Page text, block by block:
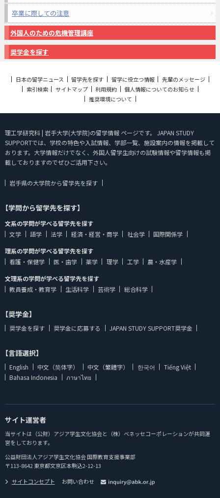
卒業に際しての注意
外国人のための危機管理講座
奨学金を探す
日本の留学ニュース 留学先を探す 留学に役立つ情報
先輩のメッセージ
索引検索
サイトマップ 利用規約
個人情報についてのお知らせ
推奨環境について
理工学研究科 | 岩手大学(大学院)の留学情報 ページです。 JAPAN STUDY
SUPPORTでは、学校の特色や入試情報、学部一覧、施設案内の情報を掲載して
おります。大学情報だけでなく、外国人留学生向けの試験情報や留学情報も掲
載しておりますのでぜひご活用下さい。
岩手県の大学院から留学先を探す
【学問から留学先を探す】
文系の学問が学べる留学先を探す
文学
語学 法学 経済・経営・商学 社会学
国際関係学
理系の学問が学べる留学先を探す
看護・保健学
医・歯学 薬学 理学 工学
農・水産学
文理系の学問が学べる留学先を探す
教員養成・教育学
生活科学 芸術学 総合科学
【奨学金】
奨学金を探す 奨学金に応募する JAPAN STUDY SUPPORT奨学金
【言語選択】
English 中文（简体字） 中文（繁體字） 한국어
Tiếng Việt
Bahasa Indonesia
ภาษาไทย
サイト運営者
当サイトは（公財）アジア学生文化協会と（株）ベネッセコーポレーションが共同運
営をしております。
公益財団法人アジア学生文化協会 国際教育支援事業部
〒113-8642 東京都文京区本駒込2-12-13
サイトコンセプト
お問い合わせ